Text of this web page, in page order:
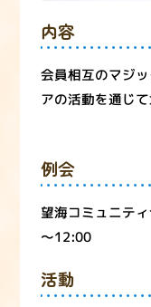
内容
会員相互のマジ
アの活動を通じ
例会
望海コミュニテ
～12:00
活動